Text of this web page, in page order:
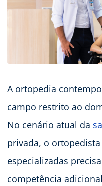
A ortopedia
campo restrito ao
No cenário atual da
privada, o
especializadas
competência